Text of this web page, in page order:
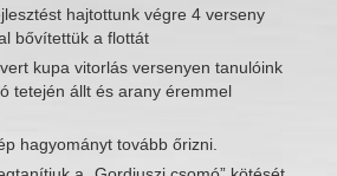
hajtottunk végre 4 verseny
bővítettük a flottát
kupa vitorlás versenyen tanulóink
tetején állt és arany éremmel
hagyományt tovább őrizni.